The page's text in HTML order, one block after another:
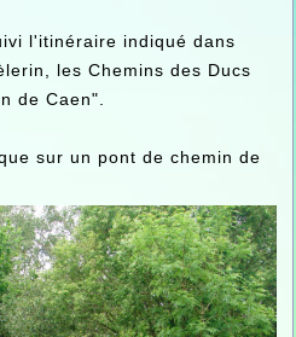
l'itinéraire indiqué dans
les Chemins des Ducs
de Caen".
sur un pont de chemin de